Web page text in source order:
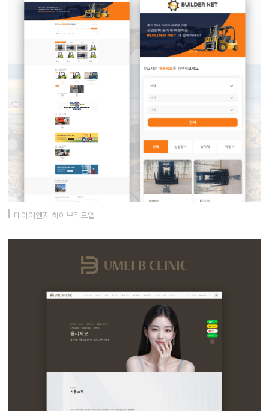
대아이엔지 하이브리드앱